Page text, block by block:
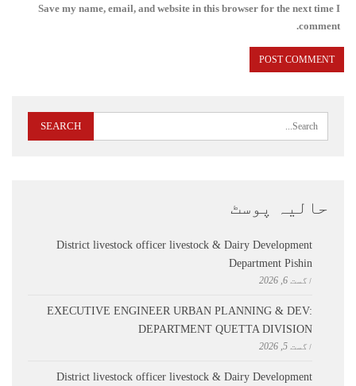
Save my name, email, and website in this browser for the next time I
comment.
حالیہ پوسٹ
District livestock officer livestock & Dairy Development
Department Pishin
اگست 6, 2026
EXECUTIVE ENGINEER URBAN PLANNING & DEV:
DEPARTMENT QUETTA DIVISION
اگست 5, 2026
District livestock officer livestock & Dairy Development